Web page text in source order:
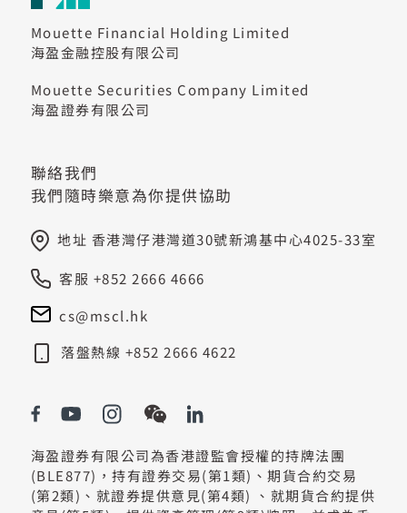
Mouette Financial Holding Limited
海盈金融控股有限公司
Mouette Securities Company Limited
海盈證券有限公司
聯絡我們
我們隨時樂意為你提供協助
地址 香港灣仔港灣道30號新鴻基中心4025-33室
客服 +852 2666 4666
cs@mscl.hk
落盤熱線 +852 2666 4622
海盈證券有限公司為香港證監會授權的持牌法團
(BLE877)，持有證券交易(第1類)、期貨合約交易
(第2類)、就證券提供意見(第4類) 、就期貨合約提供